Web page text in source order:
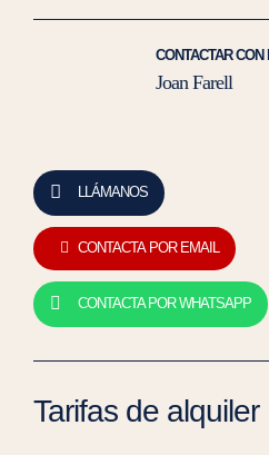
CONTACTAR
Joan Farell
LLÁMANOS
CONTACTA POR EMAIL
CONTACTA POR WHATSAPP
Tarifas de alquiler